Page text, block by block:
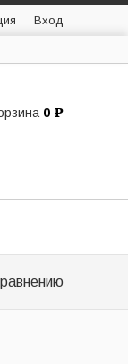
Вход
0 Р